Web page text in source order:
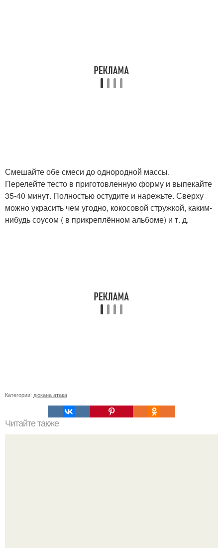
Смешайте обе смеси до однородной массы.
Перелейте тесто в приготовленную форму и выпекайте
35-40 минут. Полностью остудите и нарежьте. Сверху
можно украсить чем угодно, кокосовой стружкой, каким-
нибудь соусом ( в прикреплённом альбоме) и т. д.
Категории: дюкана атака
Читайте также